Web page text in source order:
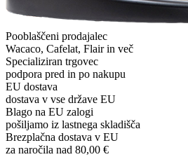
Pooblaščeni prodajalec
Wacaco, Cafelat, Flair in več
Specializiran trgovec
podpora pred in po nakupu
EU dostava
dostava v vse države EU
Blago na EU zalogi
pošiljamo iz lastnega skladišča
Brezplačna dostava v EU
za naročila nad 80,00 €